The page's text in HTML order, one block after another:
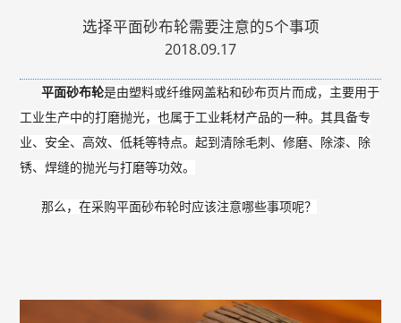
选择平面砂布轮需要注意的5个事项
2018.09.17
平面砂布轮是由塑料或纤维网盖粘和砂布页片而成，主要用于
工业生产中的打磨抛光，也属于工业耗材产品的一种。其具备专
业、安全、高效、低耗等特点。起到清除毛刺、修磨、除漆、除
锈、焊缝的抛光与打磨等功效。
那么，在采购平面砂布轮时应该注意哪些事项呢？